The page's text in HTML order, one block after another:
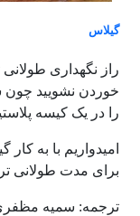
گیلاس
راز نگهداری
خوردن نشویید
را در یک کیسه
امیدواریم با به
برای مدت طولانی
ترجمه: سمیه